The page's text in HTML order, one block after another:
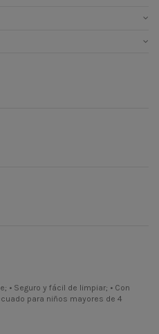
• Seguro y fácil de limpiar; • Con
para niños mayores de 4